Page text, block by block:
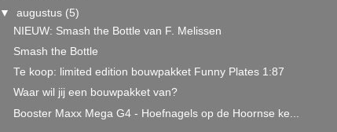
▼augustus (5)
NIEUW: Smash the Bottle van F. Melissen
Smash the Bottle
Te koop: limited edition bouwpakket Funny Plates 1:87
Waar wil jij een bouwpakket van?
Booster Maxx Mega G4 - Hoefnagels op de Hoornse ke...